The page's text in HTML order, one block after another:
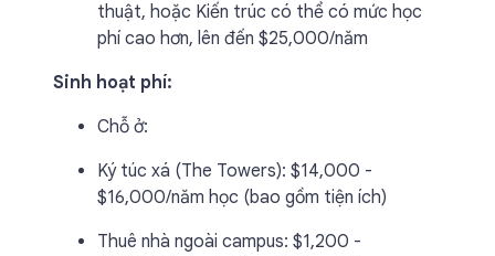
thuật, hoặc Kiến trúc có thể có mức học
phí cao hơn, lên đến $25,000/năm
Sinh hoạt phí:
Chỗ ở:
Ký túc xá (The Towers): $14,000 -
$16,000/năm học (bao gồm tiện ích)
Thuê nhà ngoài campus: $1,200 -